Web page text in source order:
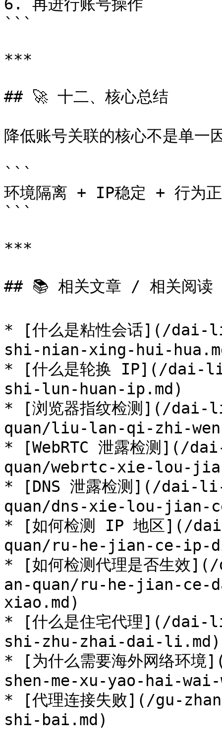
6. 再进行账号操作
```
***
## 🚀 十二、核心总结
降低账号关联的核心不是单一
```
环境隔离 + IP稳定 + 行为
```
***
## 📚 相关文章 / 相关阅读
* [什么是粘性会话](/
shi-nian-xing-hui-
* [什么是轮换 IP](/
shi-lun-huan-ip.md)
* [浏览器指纹检测](/
quan/liu-lan-qi-zhi-
* [WebRTC 泄露检测
quan/webrtc-xie-lou-
* [DNS 泄露检测](/
quan/dns-xie-lou-jian-
* [如何检测 IP 地区](/
quan/ru-he-jian-ce-ip-
* [如何检测代理是否生
an-quan/ru-he-jian-
xiao.md)
* [什么是住宅代理](/
shi-zhu-zhai-dai-li.md)
* [为什么需要海外网络
shen-me-xu-yao-hai-
* [代理连接失败](/gu-
shi-bai.md)